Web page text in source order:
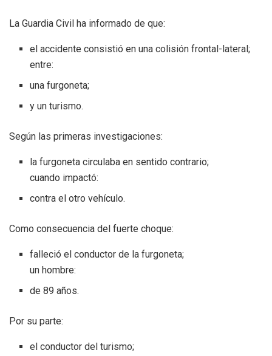
La Guardia Civil ha informado de que:
el accidente consistió en una colisión frontal-lateral;
entre:
una furgoneta;
y un turismo.
Según las primeras investigaciones:
la furgoneta circulaba en sentido contrario;
cuando impactó:
contra el otro vehículo.
Como consecuencia del fuerte choque:
falleció el conductor de la furgoneta;
un hombre:
de 89 años.
Por su parte:
el conductor del turismo;